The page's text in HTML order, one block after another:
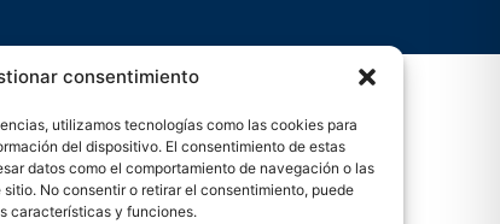
consentimiento
utilizamos tecnologías como las cookies para
del dispositivo. El consentimiento de estas
datos como el comportamiento de navegación o las
No consentir o retirar el consentimiento, puede
características y funciones.